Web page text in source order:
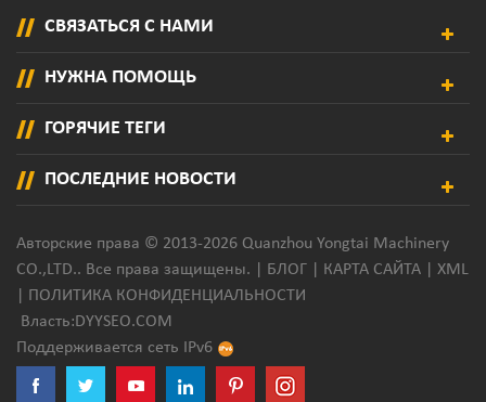
СВЯЗАТЬСЯ С НАМИ
НУЖНА ПОМОЩЬ
ГОРЯЧИЕ ТЕГИ
ПОСЛЕДНИЕ НОВОСТИ
Авторские права © 2013-2026 Quanzhou Yongtai Machinery
CO.,LTD.. Все права защищены. | БЛОГ КАРТА САЙТА
XML
ПОЛИТИКА КОНФИДЕНЦИАЛЬНОСТИ
Власть:DYYSEO.COM
Поддерживается сеть IPv6